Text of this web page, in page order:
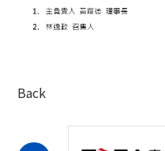
Back